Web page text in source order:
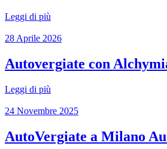
Leggi di più
28 Aprile 2026
Autovergiate con
Leggi di più
24 Novembre 2025
AutoVergiate a Milano